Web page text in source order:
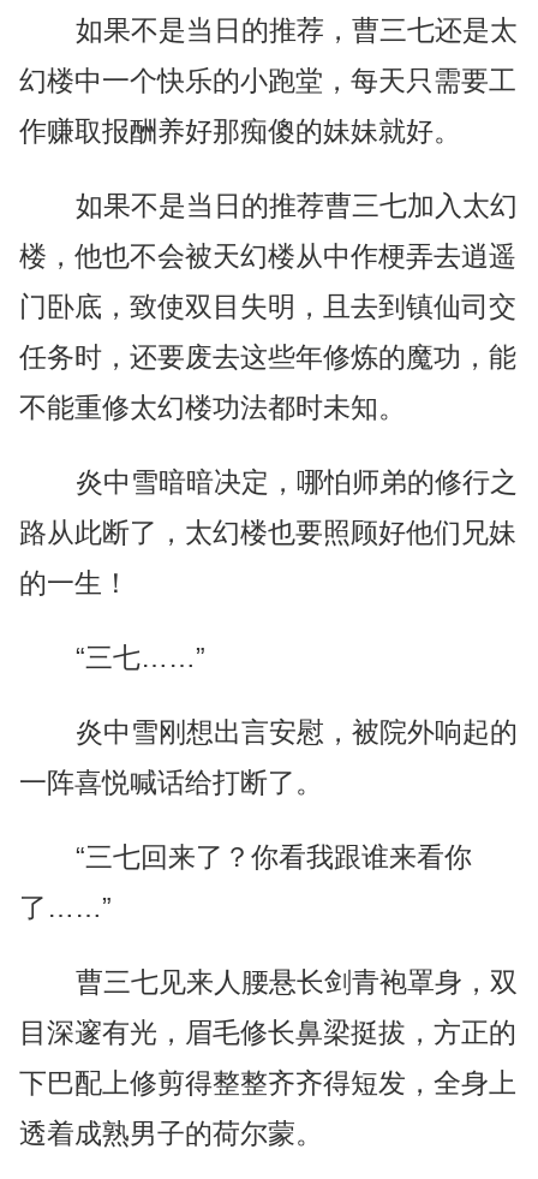
如果不是当日的推荐，曹三七还是太
幻楼中一个快乐的小跑堂，每天只需要工
作赚取报酬养好那痴傻的妹妹就好。
如果不是当日的推荐曹三七加入太幻
楼，他也不会被天幻楼从中作梗弄去逍遥
门卧底，致使双目失明，且去到镇仙司交
任务时，还要废去这些年修炼的魔功，能
不能重修太幻楼功法都时未知。
炎中雪暗暗决定，哪怕师弟的修行之
路从此断了，太幻楼也要照顾好他们兄妹
的一生！
“三七……”
炎中雪刚想出言安慰，被院外响起的
一阵喜悦喊话给打断了。
“三七回来了？你看我跟谁来看你
了……”
曹三七见来人腰悬长剑青袍罩身，双
目深邃有光，眉毛修长鼻梁挺拔，方正的
下巴配上修剪得整整齐齐得短发，全身上
透着成熟男子的荷尔蒙。